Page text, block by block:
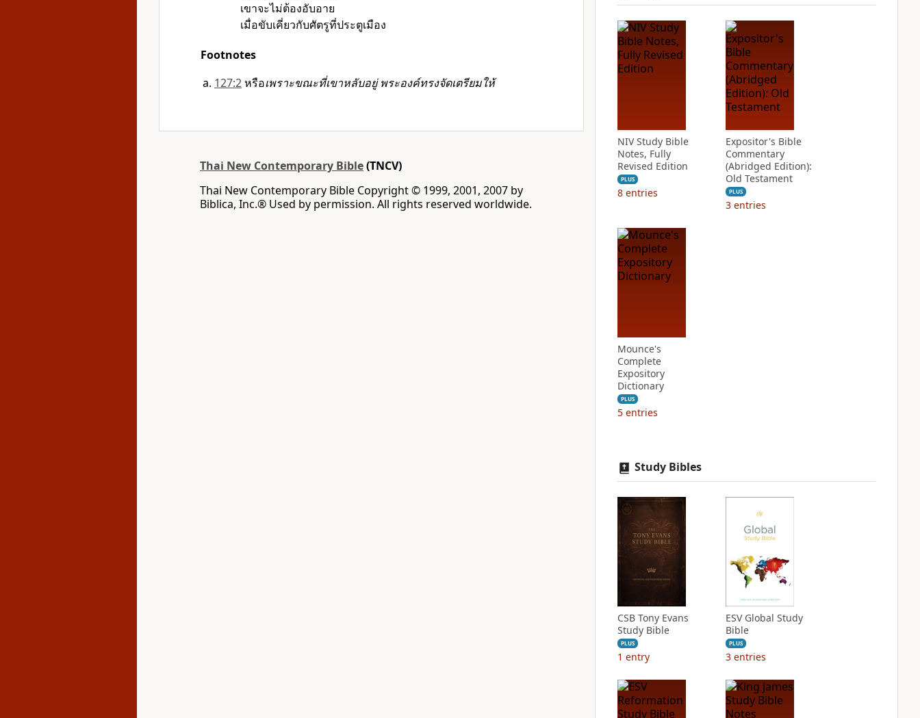
เขาจะไม่ต้องอับอาย
เมื่อขับเคี่ยวกับศัตรูที่ประตูเมือง
Footnotes
127:2หรือเพราะขณะที่เขาหลับอยู่ พระองค์ทรงจัดเตรียมให้
Thai New Contemporary Bible(TNCV)
Thai New Contemporary Bible Copyright © 1999, 2001, 2007 by
Biblica, Inc.® Used by permission. All rights reserved worldwide.
NIV Study Bible
Notes, Fully
Revised Edition
PLUS
8 entries
Expositor's Bible
Commentary
(Abridged Edition):
Old Testament
PLUS
3 entries
Mounce's
Complete
Expository
Dictionary
PLUS
5 entries
Study Bibles
CSB Tony Evans
Study Bible
PLUS
1 entry
ESV Global Study
Bible
PLUS
3 entries